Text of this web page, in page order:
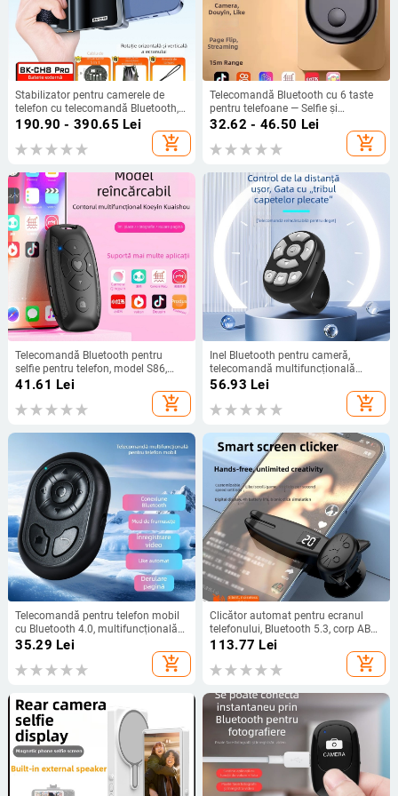
Stabilizator pentru camerele de
telefon cu telecomandă Bluetooth,
focalizare fără trepte, mână anti
vibrații pentru călătorii și Vlog,
model BK-CH8, Bluetooth 5.2,
rază de 15 m
190.90 - 390.65 Lei
add_shopping_cart
Telecomandă Bluetooth cu 6 taste
pentru telefoane — Selfie și
înregistrare video la distanță
(Model: telecomandă Bluetooth; Tip
Bluetooth: Altul; Material: Altul; Cod
32.62 - 46.50 Lei
add_shopping_cart
Telecomandă Bluetooth pentru
selfie pentru telefon, model S86,
Bluetooth 4.0, baterie polimer
reîncărcabilă, carcasă din plastic,
greutate 40 g
41.61 Lei
add_shopping_cart
Inel Bluetooth pentru cameră,
telecomandă multifuncțională
pentru tabletă și telefon, control
prin aplicație, răsfoire de pagini fără
fir
56.93 Lei
add_shopping_cart
Telecomandă pentru telefon mobil
cu Bluetooth 4.0, multifuncțională
pentru selfie, 7 butoane, model CH-
7JYQDC-H, corp ABS, greutate 14 g
35.29 Lei
add_shopping_cart
Clicător automat pentru ecranul
telefonului, Bluetooth 5.3, corp ABS,
model jx, brand Xin Ke Zhi Niu
113.77 Lei
add_shopping_cart